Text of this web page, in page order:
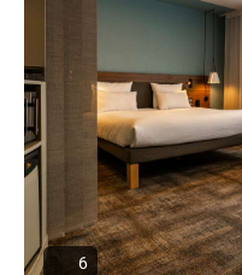
Aurélie Redcent,
6